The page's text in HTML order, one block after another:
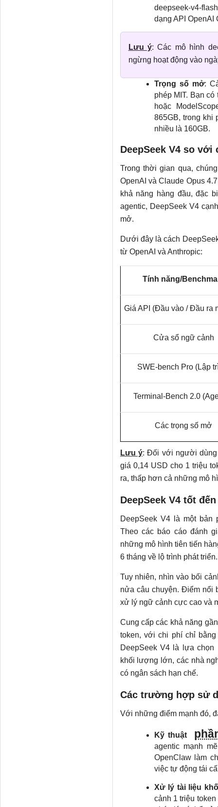
deepseek-v4-
dạng API OpenAI
Lưu ý: Các mô hình
ngừng hoạt động vào
Trọng số mở:
phép MIT. Bạn
hoặc
865GB, trong khi
nhiều là 160GB.
DeepSeek V4 so
Trong thời gian qua,
OpenAI và Claude Opus
khả năng hàng đầu, đặc
agentic, DeepSeek V4
mở.
Dưới đây là cách
từ OpenAI và Anthropic:
Tính năng/
Giá API (Đầu vào / Đầu ra
Cửa sổ ngữ cảnh
SWE-bench Pro (Lập
Terminal-Bench 2.0
Các trọng số mở
Lưu ý: Đối với người dùng
giá 0,14 USD cho 1 triệu
ra, thấp hơn cả những mô
DeepSeek V4 tốt
DeepSeek V4 là một bản
Theo các báo cáo đánh
những mô hình tiên tiến
6 tháng về lộ trình phát triển.
Tuy nhiên, nhìn vào bối
nửa câu chuyện. Điểm nổi
xử lý ngữ cảnh cực cao và
Cung cấp các khả năng
token, với chi phí chỉ
DeepSeek V4 là lựa
khối lượng lớn, các nhà
có ngân sách hạn chế.
Các trường hợp sử
Với những điểm mạnh đó,
Kỹ thuật
agentic mạnh
OpenClaw làm
việc tự động tái
Xử lý tài liệu
cảnh 1 triệu